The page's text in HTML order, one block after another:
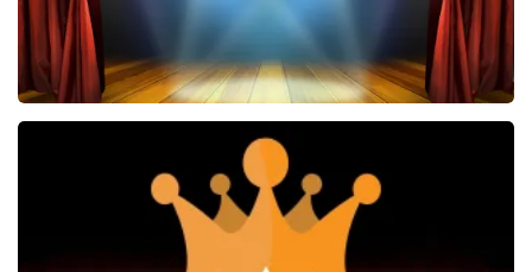
2588+reviews
BEKIJKEN